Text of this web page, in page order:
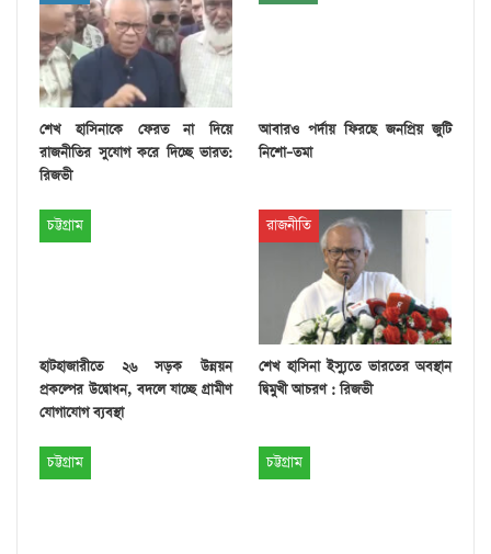
শেখ হাসিনাকে ফেরত না দিয়ে
রাজনীতির সুযোগ করে দিচ্ছে ভারত:
রিজভী
আবারও পর্দায় ফিরছে জনপ্রিয় জুটি
নিশো–তমা
চট্টগ্রাম
হাটহাজারীতে ২৬ সড়ক উন্নয়ন
প্রকল্পের উদ্বোধন, বদলে যাচ্ছে গ্রামীণ
যোগাযোগ ব্যবস্থা
রাজনীতি
শেখ হাসিনা ইস্যুতে ভারতের অবস্থান
দ্বিমুখী আচরণ : রিজভী
চট্টগ্রাম চট্টগ্রাম